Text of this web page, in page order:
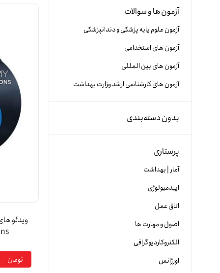
آزمون ها و سوالات
آزمون علوم پایه پزشکی و دندانپزشکی
آزمون های استخدامی
آزمون های بین المللی
آزمون های کارشناسی ارشد وزارت بهداشت
بدون دسته‌بندی
پرستاری
آمار | بهداشت
اپیدمیولوژی
اتاق عمل
اصول و مهارت ها
الکتروکاردیوگرافی
اورژانس
تومان